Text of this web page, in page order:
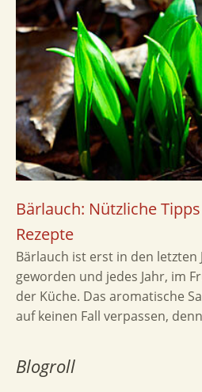
Bärlauch: Nützliche
Rezepte
Bärlauch ist erst in den letzten
geworden und jedes Jahr, im
der Küche. Das aromatische
auf keinen Fall verpassen,
Blogroll